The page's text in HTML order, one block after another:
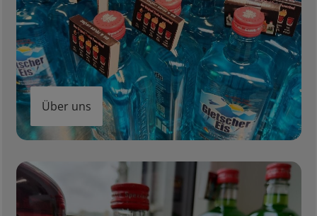
Über uns
Feuerliköre